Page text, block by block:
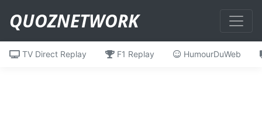
QUOZNETWORK
TV Direct Replay F1 Replay HumourDuWeb